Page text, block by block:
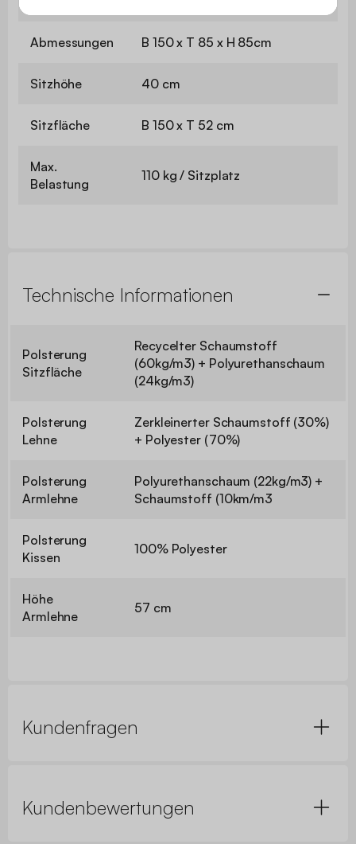
Abmessungen B 150 x T 85 x H 85cm
Sitzhöhe 40 cm
Sitzfläche B 150 x T 52 cm
Max.
Belastung
110 kg / Sitzplatz
Technische Informationen
Polsterung
Sitzfläche
Recycelter Schaumstoff
(60kg/m3) + Polyurethanschaum
(24kg/m3)
Polsterung
Lehne
Zerkleinerter Schaumstoff (30%)
+ Polyester (70%)
Polsterung
Armlehne
Polyurethanschaum (22kg/m3) +
Schaumstoff (10km/m3
Polsterung
Kissen
100% Polyester
Höhe
Armlehne
57 cm
Kundenfragen
Kundenbewertungen